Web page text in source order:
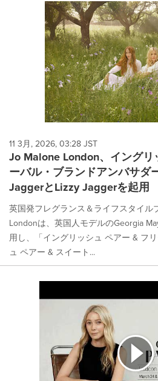
11 3月, 2026, 03:28 JST
Jo Malone London、イングリ
ーバル・ブランドアンバサダ
JaggerとLizzy Jaggerを起用
英国発フレグランス＆ライフスタイル
Londonは、英国人モデルのGeorgia
用し、「イングリッシュ ペアー & フ
ュ ペアー & スイート...